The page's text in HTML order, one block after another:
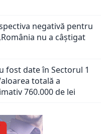
negativă pentru
nu a câștigat
fost date în Sectorul 1
totală a
760.000 de lei